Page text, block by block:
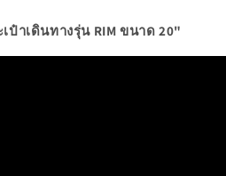
าเดินทางรุ่น RIM ขนาด 20"